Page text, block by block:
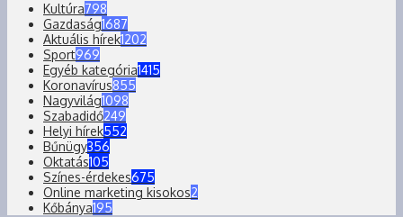
Kultúra798
Gazdaság1687
Aktuális hírek1202
Sport969
Egyéb kategória1415
Koronavírus855
Nagyvilág1098
Szabadidő249
Helyi hírek552
Bűnügy356
Oktatás105
Színes-érdekes675
Online marketing kisokos2
Kőbánya195